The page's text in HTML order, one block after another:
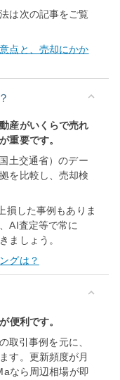
は次の記事をご覧
点と、売却にかか
産がいくらで売れ
重要です。
土交通省）のデー
を比較し、売却検
損した事例もありま
AI査定等で常に
ましょう。
グは？
便利です。
取引事例を元に、
す。更新頻度が月
なら周辺相場が即